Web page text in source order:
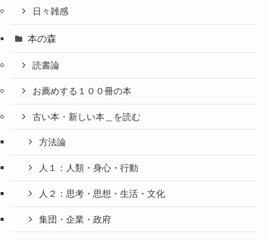
日々雑感
本の森
読書論
お薦めする１００冊の本
古い本・新しい本＿を読む
方法論
人１：人類・身心・行動
人２：思考・思想・生活・文化
集団・企業・政府